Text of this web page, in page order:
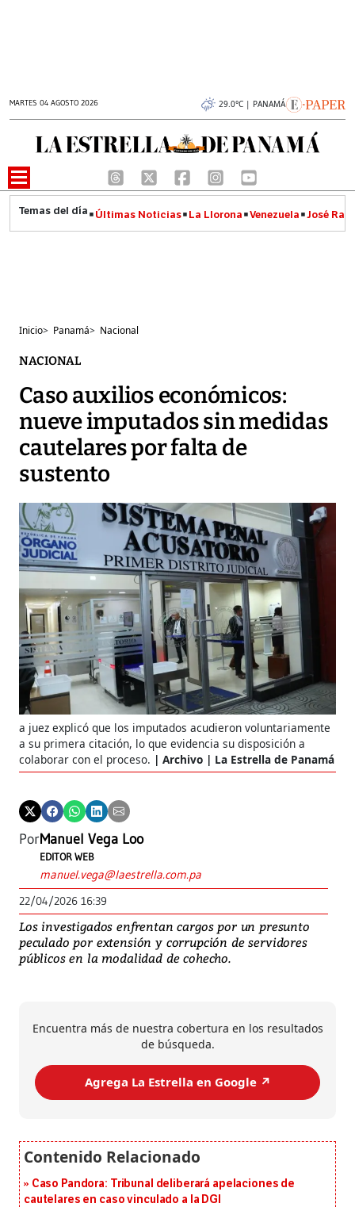
MARTES 04 AGOSTO 2026 29.0°C | PANAMÁ
Últimas Noticias La Llorona Venezuela José
Inicio> Panamá> Nacional
NACIONAL
Caso auxilios económicos:
nueve imputados sin medidas
cautelares por falta de
sustento
a juez explicó que los imputados acudieron voluntariamente
a su primera citación, lo que evidencia su disposición a
colaborar con el proceso.
Archivo | La Estrella de Panamá
PorManuel Vega Loo
EDITOR WEB
manuel.vega@laestrella.com.pa
22/04/2026 16:39
Los investigados enfrentan cargos por un presunto
peculado por extensión y corrupción de servidores
públicos en la modalidad de cohecho.
Encuentra más de nuestra cobertura en los resultados
de búsqueda.
Agrega La Estrella en Google ↗️
Caso Pandora: Tribunal deliberará apelaciones de
cautelares en caso vinculado a la DGI